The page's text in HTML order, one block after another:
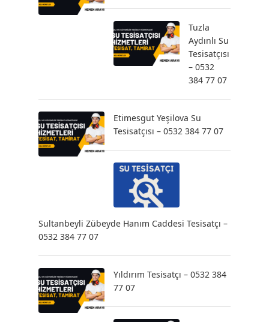
Tuzla
Aydınlı Su
Tesisatçısı
– 0532
384 77 07
Etimesgut Yeşilova Su
Tesisatçısı – 0532 384 77 07
Sultanbeyli Zübeyde Hanım Caddesi Tesisatçı –
0532 384 77 07
Yıldırım Tesisatçı – 0532 384
77 07